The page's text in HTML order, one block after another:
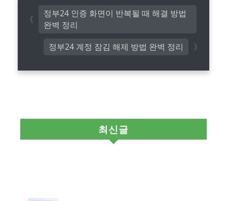
정부24 계정 잠김 해제 방법 완벽 정리
정부24 인증 화면이 반복될 때 해결 방법
완벽 정리
최신글